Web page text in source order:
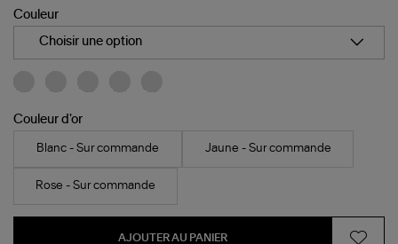
Couleur
Choisir une option
Couleur d'or
Blanc - Sur commande Jaune - Sur commande
Rose - Sur commande
AJOUTER AU PANIER